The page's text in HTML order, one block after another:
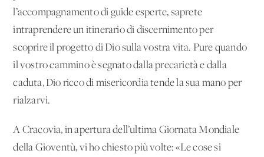
l’accompagnamento di guide esperte, saprete
intraprendere un itinerario di discernimento per
scoprire il progetto di Dio sulla vostra vita. Pure quando
il vostro cammino è segnato dalla precarietà e dalla
caduta, Dio ricco di misericordia tende la sua mano per
rialzarvi.
A Cracovia, in apertura dell’ultima Giornata Mondiale
della Gioventù, vi ho chiesto più volte: «Le cose si